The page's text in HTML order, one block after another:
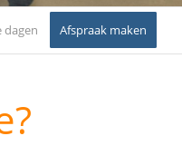
dagen Afspraak maken